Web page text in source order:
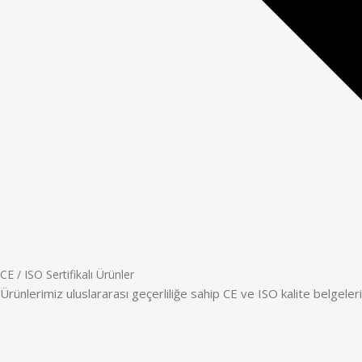
CE / ISO Sertifikalı Ürünler
Ürünlerimiz uluslararası geçerliliğe sahip CE ve ISO kalite